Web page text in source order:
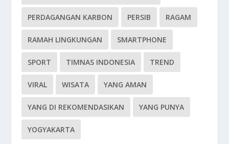
PERDAGANGAN KARBON PERSIB RAGAM
RAMAH LINGKUNGAN SMARTPHONE
SPORT TIMNAS INDONESIA TREND
VIRAL WISATA YANG AMAN
YANG DI REKOMENDASIKAN YANG PUNYA
YOGYAKARTA